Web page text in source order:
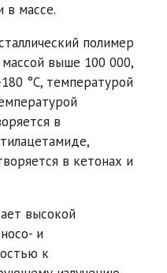
в массе.
полимер
выше 100 000,
°С, температурой
в
в кетонах и
высокой
и
к